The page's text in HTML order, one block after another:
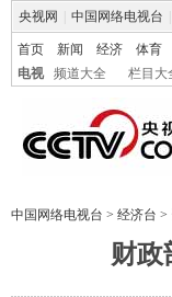
央视网 中国网络电视台
首页 新闻 经济 体育
电视
频道大全 栏目大
中国网络电视台 > 经济台 >
财政